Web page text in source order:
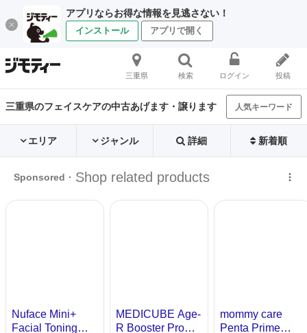
アプリならお得な情報を見逃さない！
インストール アプリで開く
三重県 検索 ログイン 投稿
三重県のフェイスケアの中古あげます・譲ります 人気キーワード
エリア ジャンル 詳細 新着順